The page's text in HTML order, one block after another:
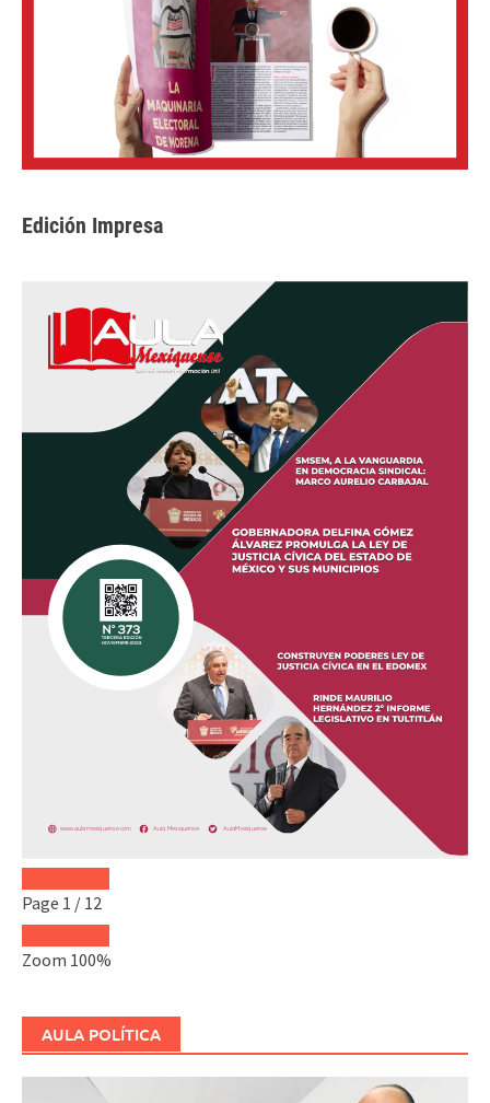
Edición Impresa
Page 1 / 12
Zoom 100%
AULA POLÍTICA